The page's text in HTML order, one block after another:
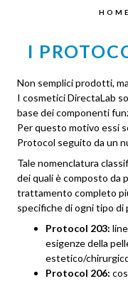
HOME
I
Non semplici prodotti,
I cosmetici DirectaLab
base dei componenti
Per questo motivo essi
Protocol seguito da un
Tale nomenclatura
dei quali è composto da
trattamento completo
specifiche di ogni tipo di
Protocol 203:
esigenze della
estetico/
Protocol 206: